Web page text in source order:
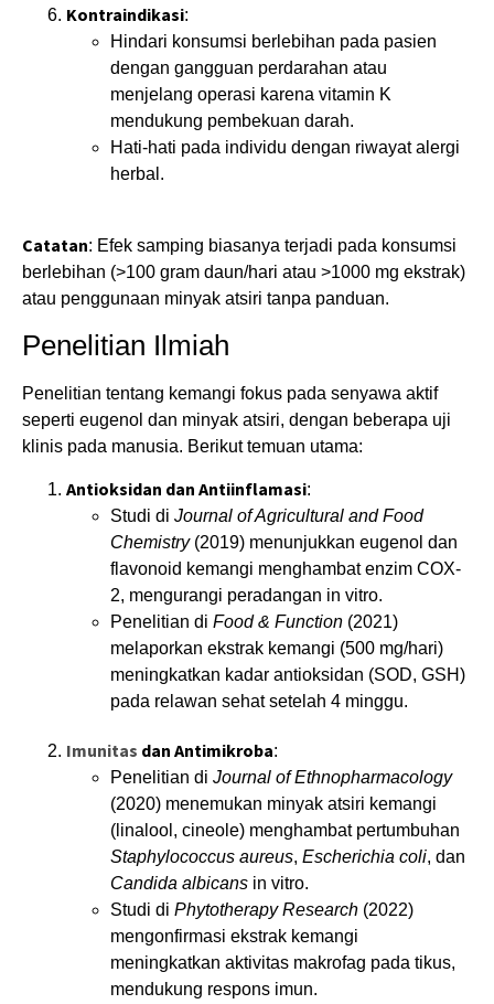
Kontraindikasi:
Hindari konsumsi berlebihan pada pasien
dengan gangguan perdarahan atau
menjelang operasi karena vitamin K
mendukung pembekuan darah.
Hati-hati pada individu dengan riwayat alergi
herbal.
Catatan: Efek samping biasanya terjadi pada konsumsi
berlebihan (>100 gram daun/hari atau >1000 mg ekstrak)
atau penggunaan minyak atsiri tanpa panduan.
Penelitian Ilmiah
Penelitian tentang kemangi fokus pada senyawa aktif
seperti eugenol dan minyak atsiri, dengan beberapa uji
klinis pada manusia. Berikut temuan utama:
Antioksidan dan Antiinflamasi:
Studi di Journal of Agricultural and Food
Chemistry(2019) menunjukkan eugenol dan
flavonoid kemangi menghambat enzim COX-
2, mengurangi peradangan in vitro.
Penelitian di Food & Function (2021)
melaporkan ekstrak kemangi (500 mg/hari)
meningkatkan kadar antioksidan (SOD, GSH)
pada relawan sehat setelah 4 minggu.
Imunitas dan Antimikroba:
Penelitian di Journal of Ethnopharmacology
(2020) menemukan minyak atsiri kemangi
(linalool, cineole) menghambat pertumbuhan
Staphylococcus aureus, Escherichia coli, dan
Candida albicans in vitro.
Studi di Phytotherapy Research (2022)
mengonfirmasi ekstrak kemangi
meningkatkan aktivitas makrofag pada tikus,
mendukung respons imun.